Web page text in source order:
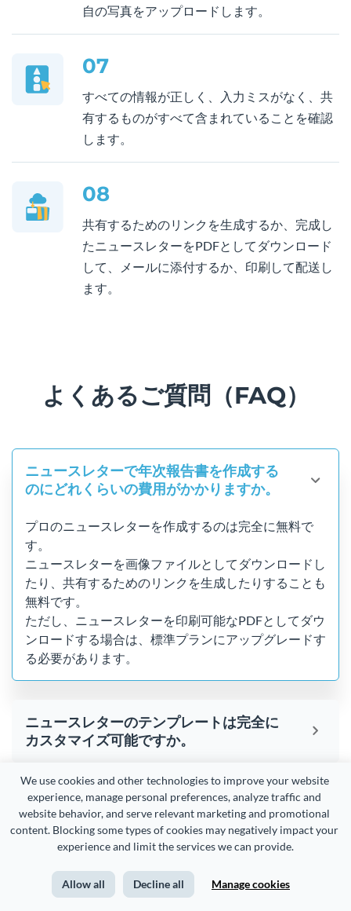
We use cookies and other technologies to improve your website
experience, manage personal preferences, analyze traffic and
website behavior, and serve relevant marketing and promotional
content. Blocking some types of cookies may negatively impact your
experience and limit the services we can provide.
Allow all Decline all Manage cookies
自の写真をアップロードします。
07
すべての情報が正しく、入力ミスがなく、共
有するものがすべて含まれていることを確認
します。
08
共有するためのリンクを生成するか、完成し
たニュースレターをPDFとしてダウンロード
して、メールに添付するか、印刷して配送し
ます。
よくあるご質問（FAQ）
ニュースレターで年次報告書を作成する
のにどれくらいの費用がかかりますか。
プロのニュースレターを作成するのは完全に無料で
す。
ニュースレターを画像ファイルとしてダウンロードし
たり、共有するためのリンクを生成したりすることも
無料です。
ただし、ニュースレターを印刷可能なPDFとしてダウ
ンロードする場合は、標準プランにアップグレードす
る必要があります。
ニュースレターのテンプレートは完全に
カスタマイズ可能ですか。
ニュースレタークリエイターでブランド
キットを使用できますか。
ニュースレターを作成するのに最適なソ
フトは何ですか。